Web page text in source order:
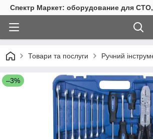
Спектр Маркет: оборудование для
Товари та послуги Ручний
–3%